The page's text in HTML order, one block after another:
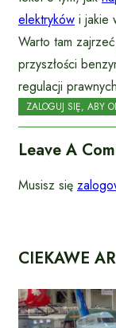
elektryków i jakie
Warto tam
przyszłości
regulacji
ZALOGUJ SIĘ, ABY
Leave A
Musisz się
CIEKAWE